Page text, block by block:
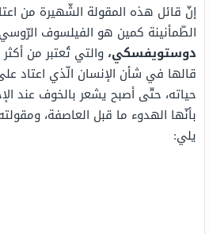
إنّ قائل هذه المقولة الشّهيرة من
الطّمأنينة كمين هو الفيلسوف الرّوسي
دوستويفسكي، والتي تُعتبر من
قالها في شأن الإنسان الّذي اعتاد
حياته، حتّى أصبح يشعر بالخوف عند
بأنّها الهدوء ما قبل العاصفة،
يلي: